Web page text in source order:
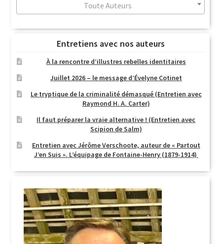
Toute Auteurs
Entretiens avec nos auteurs
À la rencontre d’illustres rebelles identitaires
Juillet 2026 – le message d’Évelyne Cotinet
Le tryptique de la criminalité démasqué (Entretien avec
Raymond H. A. Carter)
Il faut préparer la vraie alternative ! (Entretien avec
Scipion de Salm)
Entretien avec Jérôme Verschoote, auteur de « Partout
J’en Suis ». L’équipage de Fontaine-Henry (1879-1914)